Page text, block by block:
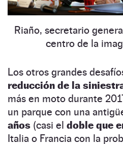
Riaño, secretario
centro de la
Los otros grandes
reducción de la
más en moto durante
un parque con una
años (casi el doble que
Italia o Francia con la